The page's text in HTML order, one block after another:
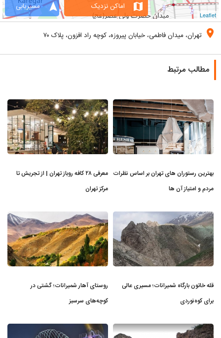
Leaflet
navigation مسیریابی map اماکن نزدیک
location_on تهران، میدان فاطمی، خیابان پیروزه، کوچه راد افزون، پلاک ۷۰
مطالب مرتبط
بهترین رستوران های تهران بر اساس نظرات
مردم و امتیاز آن ها
معرفی ۲۸ کافه روباز تهران | از تجریش تا
مرکز تهران
قله خاتون بارگاه شمیرانات؛ مسیری عالی
برای کوه‌نوردی
روستای آهار شمیرانات؛ گشتی در
کوچه‌های سرسبز